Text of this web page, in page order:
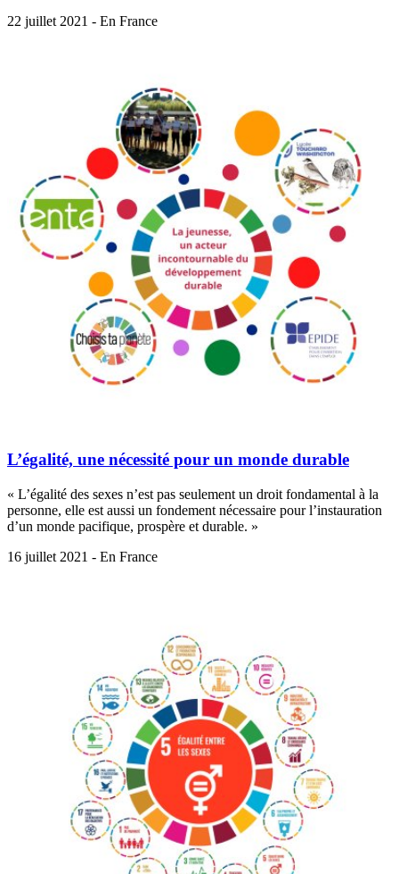
22 juillet 2021 - En France
L’égalité, une nécessité pour un monde durable
« L’égalité des sexes n’est pas seulement un droit fondamental à la
personne, elle est aussi un fondement nécessaire pour l’instauration
d’un monde pacifique, prospère et durable. »
16 juillet 2021 - En France